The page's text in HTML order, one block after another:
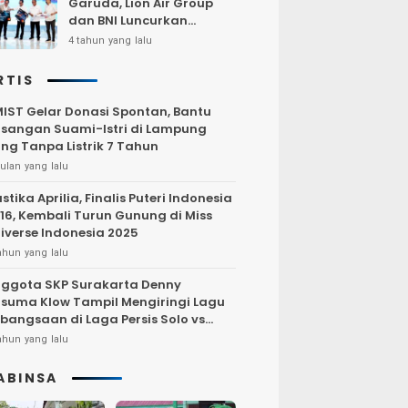
dan BNI Luncurkan
Program Terbang Hemat
4 tahun yang lalu
Gelar Donasi Spontan, Bantu
Suami-Istri di Lampung
Tanpa Listrik 7 Tahun
yang lalu
Aprilia, Finalis Puteri Indonesia
Kembali Turun Gunung di Miss
Indonesia 2025
yang lalu
SKP Surakarta Denny
Klow Tampil Mengiringi Lagu
di Laga Persis Solo vs
Jakarta
yang lalu